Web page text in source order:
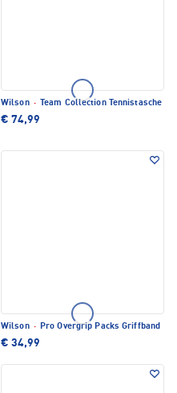
Wilson · Team Collection Tennistasche
€ 74,99
Wilson · Pro Overgrip Packs Griffband
€ 34,99